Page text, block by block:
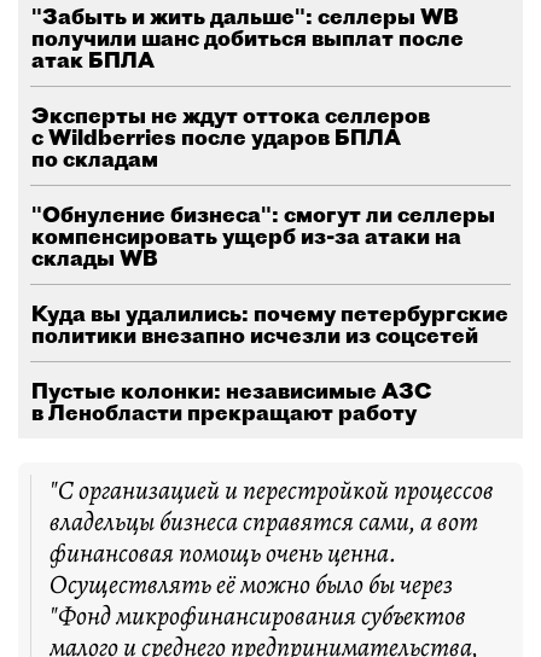
"Забыть и жить дальше": селлеры WB
получили шанс добиться выплат после
атак БПЛА
Эксперты не ждут оттока селлеров
с Wildberries после ударов БПЛА
по складам
"Обнуление бизнеса": смогут ли селлеры
компенсировать ущерб из-за атаки на
склады WB
Куда вы удалились: почему петербургские
политики внезапно исчезли из соцсетей
Пустые колонки: независимые АЗС
в Ленобласти прекращают работу
"С организацией и перестройкой процессов
владельцы бизнеса справятся сами, а вот
финансовая помощь очень ценна.
Осуществлять её можно было бы через
"Фонд микрофинансирования субъектов
малого и среднего предпринимательства,